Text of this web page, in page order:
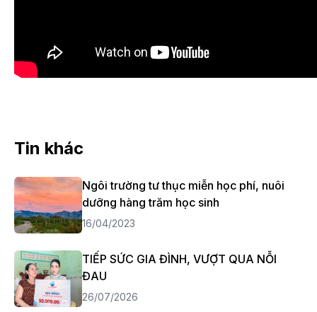
Tin khác
Ngôi trường tư thục miễn học phí, nuôi
dưỡng hàng trăm học sinh
16/04/2023
TIẾP SỨC GIA ĐÌNH, VƯỢT QUA NỖI
ĐAU
26/07/2026